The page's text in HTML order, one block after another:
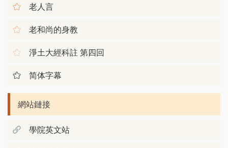
老人言
老和尚的身教
淨土大經科註 第四回
简体字幕
網站鏈接
學院英文站